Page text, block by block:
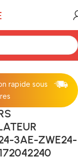
rapide sous
3AE-ZWE24-